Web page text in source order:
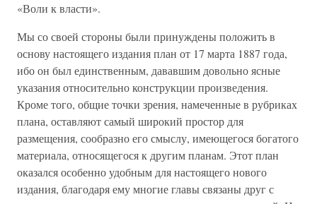
«Воли к власти».
Мы со своей стороны были принуждены положить в
основу настоящего издания план от 17 марта 1887 года,
ибо он был единственным, дававшим довольно ясные
указания относительно конструкции произведения.
Кроме того, общие точки зрения, намеченные в рубриках
плана, оставляют самый широкий простор для
размещения, сообразно его смыслу, имеющегося богатого
материала, относящегося к другим планам. Этот план
оказался особенно удобным для настоящего нового
издания, благодаря ему многие главы связаны друг с